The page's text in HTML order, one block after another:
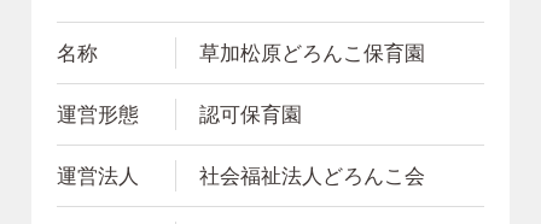
名称 草加松原どろんこ保育園
運営形態 認可保育園
運営法人 社会福祉法人どろんこ会